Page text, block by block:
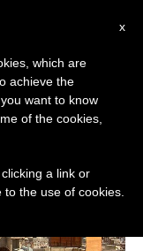
x
which are
achieve the
want to know
of the cookies,
a link or
the use of cookies.